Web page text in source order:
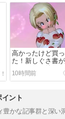
高かったけど買
た！新しぐさ書
にかわいい件
10時間前
ント
豊かな記事群と深い